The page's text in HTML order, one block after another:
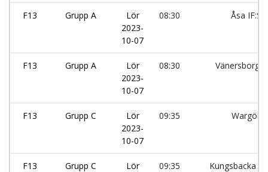
F13 Grupp A
Lör
2023-
10-07
08:30 Åsa
F13 Grupp A
Lör
2023-
10-07
08:30 Vänersborgs
F13 Grupp C
Lör
2023-
10-07
09:35
F13 Grupp C
Lör
09:35 Kungsbacka